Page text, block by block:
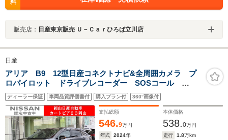
料
販売店： 日産東京販売 Ｕ－Ｃａｒひろば立川店
日産
アリア B9 12型日産コネクトナビ&全周囲カメラ プ
ロパイロット ドライブレコーダー SOSコール
ETC2.0 パーキングアシスト パワーシート 電動リア
ゲート シートヒーター全席 禁煙車 日産ワイド保障1
年
ディーラー保証 車両品質評価書付 購入プラン付 360°画像付
支払総額
546.9万円
本体価格
538.0万円
年式
2024年 走行 1.8万km